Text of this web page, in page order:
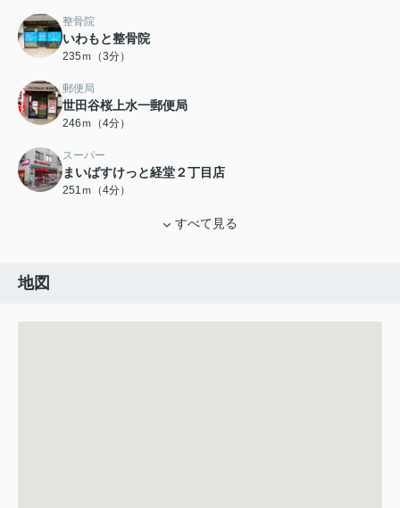
整骨院
いわもと整骨院
235ｍ（3分）
郵便局
世田谷桜上水一郵便局
246ｍ（4分）
スーパー
まいばすけっと経堂２丁目店
251ｍ（4分）
すべて見る
地図